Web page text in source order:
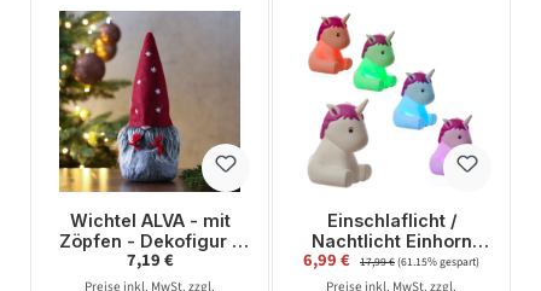
Wichtel ALVA - mit
Zöpfen - Dekofigur -
Filz - H: 25,5cm - rote
Mütze mit Sternen -
Regulärer Preis:
7,19 €
Preise inkl. MwSt. zzgl.
Einschlaflicht /
Nachtlicht Einhorn
LILLY - LED
Farbwechsel -
Verkaufspreis:
6,99 € Regulärer Preis:
17,99 €(61.15% gespart)
Preise inkl. MwSt. zzgl.